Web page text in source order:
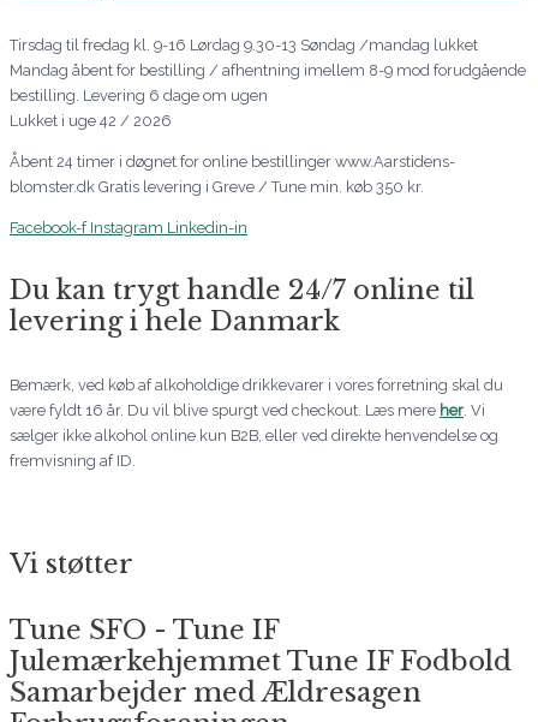
Tirsdag til fredag kl. 9-16 Lørdag 9.30-13 Søndag /mandag lukket
Mandag åbent for bestilling / afhentning imellem 8-9 mod forudgående
bestilling. Levering 6 dage om ugen
Lukket i uge 42 / 2026
Åbent 24 timer i døgnet for online bestillinger www.Aarstidens-
blomster.dk Gratis levering i Greve / Tune min. køb 350 kr.
Facebook-f Instagram Linkedin-in
Du kan trygt handle 24/7 online til
levering i hele Danmark
Bemærk, ved køb af alkoholdige drikkevarer i vores forretning skal du
være fyldt 16 år. Du vil blive spurgt ved checkout. Læs mere her. Vi
sælger ikke alkohol online kun B2B, eller ved direkte henvendelse og
fremvisning af ID.
Vi støtter
Tune SFO - Tune IF
Julemærkehjemmet Tune IF Fodbold
Samarbejder med Ældresagen